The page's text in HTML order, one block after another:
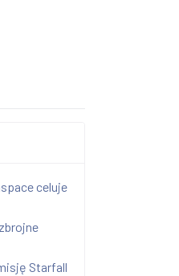
celuje
Starfall